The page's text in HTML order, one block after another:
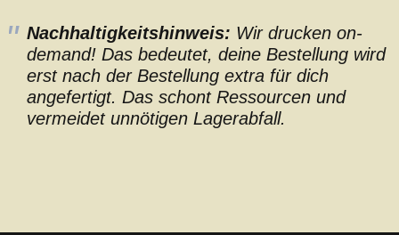
Nachhaltigkeitshinweis: Wir drucken on-
demand! Das bedeutet, deine Bestellung wird
erst nach der Bestellung extra für dich
angefertigt. Das schont Ressourcen und
vermeidet unnötigen Lagerabfall.